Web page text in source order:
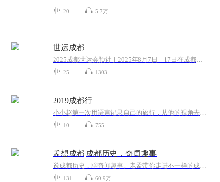
20 5.7万
世运成都
2025成都世运会预计于2025年8月7日—17日在成都举行，赛事将有35个大项，承办过成都大运会赛事和训练的多个场馆都计划举办2025成都世运会的赛事，我们非常熟悉的无人机、飞盘、滑翔机、射箭、龙舟、台球、攀岩、武术……这些精彩赛事都将在2025年呈现在大...
25 1303
2019成都行
小小赵第一次用语言记录自己的旅行，从他的视角去感受和体会成都这座城市的魅力，因为希望能记录下他真实的想法，所以不去干涉他说什么，怎么说。如果有错误，或表达欠佳。请见谅，感谢聆听！
10 755
孟想成都|成都历史，奇闻趣事
说成都历史，聊奇闻趣事。老孟带你走进不一样的成都！欢迎上爱奇艺搜索观看《孟想成都》视频版
131 60.9万